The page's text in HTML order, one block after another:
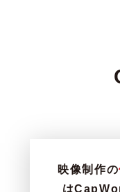
映像制作の
は